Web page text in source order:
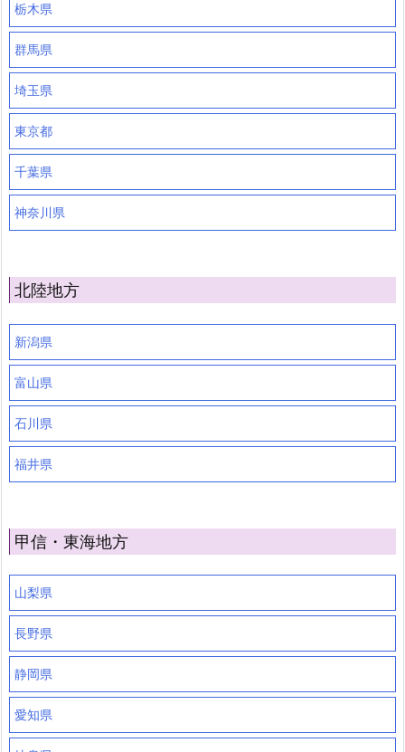
栃木県
群馬県
埼玉県
東京都
千葉県
神奈川県
北陸地方
新潟県
富山県
石川県
福井県
甲信・東海地方
山梨県
長野県
静岡県
愛知県